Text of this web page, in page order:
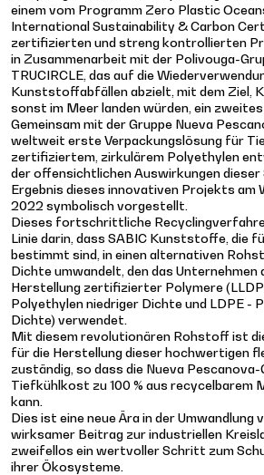
einem vom Programm Zero Plastic
International Sustainability & Carbon
zertifizierten und streng kontrollierten
in Zusammenarbeit mit der Polivouga-
TRUCIRCLE, das auf die
Kunststoffabfällen abzielt, mit dem Ziel,
sonst im Meer landen würden, ein zweites
Gemeinsam mit der Gruppe Nueva
weltweit erste Verpackungslösung für
zertifiziertem, zirkulärem Polyethylen
der offensichtlichen Auswirkungen dieser
Ergebnis dieses innovativen Projekts am
2022 symbolisch vorgestellt.
Dieses fortschrittliche
Linie darin, dass SABIC Kunststoffe, die
bestimmt sind, in einen alternativen
Dichte umwandelt, den das Unternehmen
Herstellung zertifizierter Polymere
Polyethylen niedriger Dichte und LDPE -
Dichte) verwendet.
Mit diesem revolutionären Rohstoff ist
für die Herstellung dieser hochwertigen
zuständig, so dass die Nueva Pescanova-
Tiefkühlkost zu 100 % aus recycelbarem
kann.
Dies ist eine neue Ära in der
wirksamer Beitrag zur industriellen
zweifellos ein wertvoller Schritt zum
ihrer Ökosysteme.